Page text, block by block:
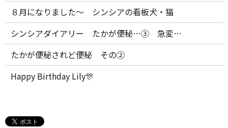
８月になりました～ シンシアの看板犬・猫
シンシアダイアリー たかが便秘…③ 急変…
たかが便秘されど便秘 その②
Happy Birthday Lily🎊